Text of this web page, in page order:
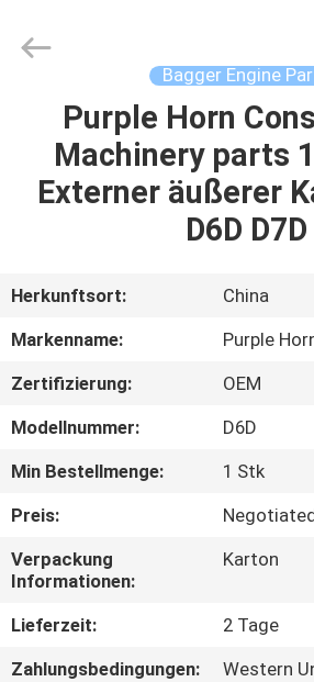
HAUS
PRODUKTE
UNS
AUSFLUG
TRETEN
SIE
MIT
UNS
Commerce
Bagger Engine
Purple Horn
Machinery parts
Externer äußerer
D6D D7D
Herkunftsort:
China
Markenname:
Purple
Zertifizierung:
OEM
Modellnummer:
D6D
Min Bestellmenge:
1 Stk
Preis:
Verpackung
Informationen:
Karton
Lieferzeit:
2 Tage
Zahlungsbedingungen:
Western